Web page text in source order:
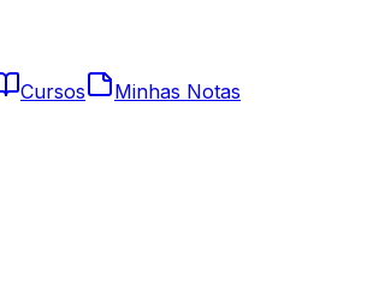
Cursos Minhas Notas